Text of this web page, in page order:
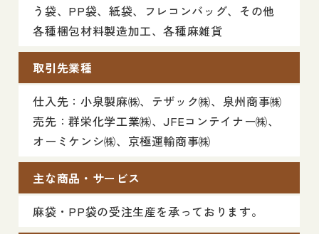
う袋、PP袋、紙袋、フレコンバッグ、その他
各種梱包材料製造加工、各種麻雑貨
取引先業種
仕入先：小泉製麻㈱、テザック㈱、泉州商事㈱
売先：群栄化学工業㈱、JFEコンテイナー㈱、
オーミケンシ㈱、京極運輸商事㈱
主な商品・サービス
麻袋・PP袋の受注生産を承っております。